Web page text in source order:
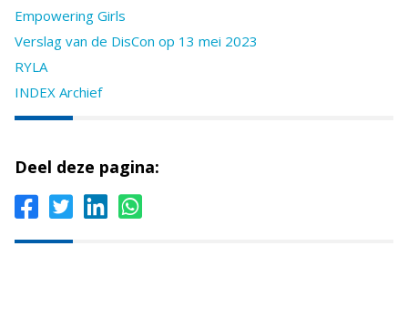
Empowering Girls
Verslag van de DisCon op 13 mei 2023
RYLA
INDEX Archief
Deel deze pagina: